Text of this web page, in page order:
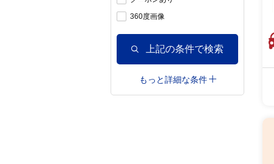
360度画像
上記の条件で検索
もっと詳細な条件